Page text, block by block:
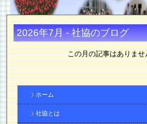
2026年7月 - 社協のブログ
この月の記事はありませ
ホーム
社協とは